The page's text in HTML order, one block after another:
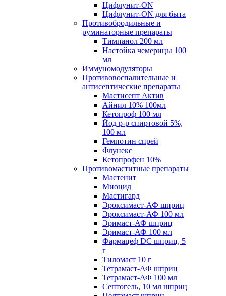
Цифлунит-ON
Цифлунит-ON для быта
Противобродильные и
руминаторные препараты
Тимпанол 200 мл
Настойка чемерицы 100
мл
Иммуномодуляторы
Противовоспалительные и
антисептические препараты
Мастисепт Актив
Айнил 10% 100мл
Кетопроф 100 мл
Йод р-р спиртовой 5%,
100 мл
Гемпотин спрей
Флунекс
Кетопрофен 10%
Противомаститные препараты
Мастенит
Миоцид
Мастигард
Эроксимаст-АФ шприц
Эроксимаст-АФ 100 мл
Эримаст-АФ шприц
Эримаст-АФ 100 мл
Фармацеф DC шприц, 5
г
Тиломаст 10 г
Тетрамаст-АФ шприц
Тетрамаст-АФ 100 мл
Септогель, 10 мл шприц